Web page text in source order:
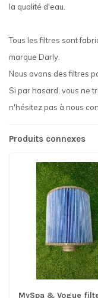
la qualité d'eau.
Tous les filtres sont
marque Darly.
Nous avons des filtres
Si par hasard, vous ne
n'hésitez pas à nous
Produits connexes
MySpa & Vogue